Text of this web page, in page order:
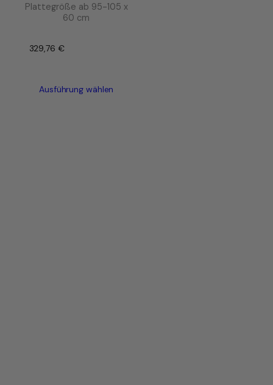
Plattegröße ab 95-105 x
60 cm
329,76 €
Ausführung wählen